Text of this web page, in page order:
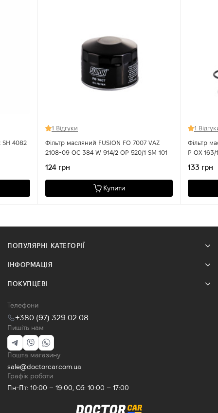
1 Відгуки
Фільтр масляний FUSION FO 7007 VAZ
2108-09 OC 384 W 914/2 OP 520/1 SM 101
124 грн
Купити
1
Фільтр
P OX 163/1 D HU 820 x OE 648/4 Honda
133 грн
ПОПУЛЯРНІ КАТЕГОРІЇ
ІНФОРМАЦІЯ
ПОКУПЦЕВІ
Телефони
+380 (97) 329 02 08
Пишіть нам
Пошта магазину
sale@doctorcar.com.ua
Графік роботи
Пн-Пт: 10:00 – 19:00, Сб: 10:00 – 17:00